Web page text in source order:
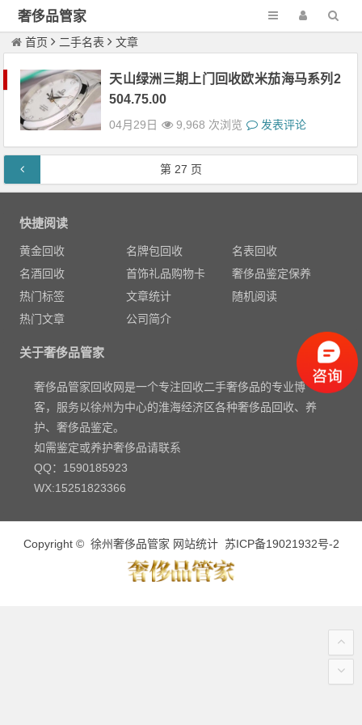
奢侈品管家
首页 二手名表 文章
天山绿洲三期上门回收‮米欧‬茄海马系列2
504.75.00
04月29日 9,968 次浏览 发表评论
文章导航 第 27 页
快捷阅读
黄金回收 名牌包回收
名表回收
名酒回收
首饰礼品购物卡
奢侈品鉴定保养
热门标签
文章统计
随机阅读
热门文章
公司简介
关于奢侈品管家
奢侈品管家回收网是一个专注回收二手奢侈品的专业博
客，服务以徐州为中心的淮海经济区各种奢侈品回收、养
护、奢侈品鉴定。
如需鉴定或养护奢侈品请联系
QQ：1590185923
WX:15251823366
Copyright © 徐州奢侈品管家 网站统计 苏ICP备19021932号-2